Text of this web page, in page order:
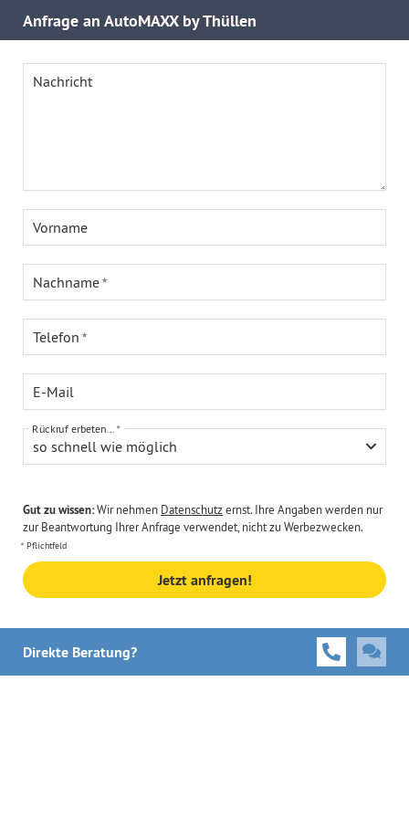
Anfrage an AutoMAXX by Thüllen
Nachricht
Vorname
Nachname
Telefon
E-Mail
so schnell wie möglich
Rückruf erbeten...
Gut zu wissen:Wir nehmen Datenschutzernst. Ihre Angaben werden nur
zur Beantwortung Ihrer Anfrage verwendet, nicht zu Werbezwecken.
Pflichtfeld
Jetzt anfragen!
Direkte Beratung?